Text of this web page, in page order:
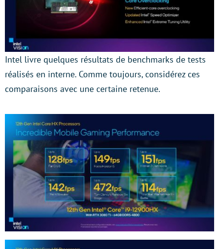
Intel livre quelques résultats de benchmarks de tests
réalisés en interne. Comme toujours, considérez ces
comparaisons avec une certaine retenue.